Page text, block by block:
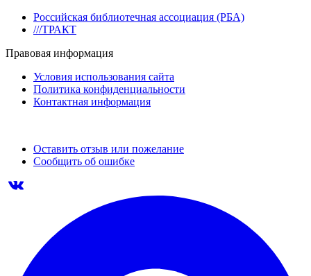
Российская библиотечная ассоциация (РБА)
///ТРАКТ
Правовая информация
Условия использования сайта
Политика конфиденциальности
Контактная информация
Оставить отзыв или пожелание
Сообщить об ошибке